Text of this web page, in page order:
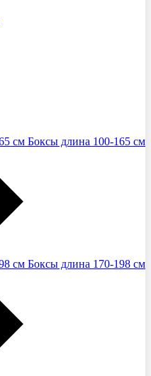
Боксы длина 100-165 см
Боксы длина 170-198 см